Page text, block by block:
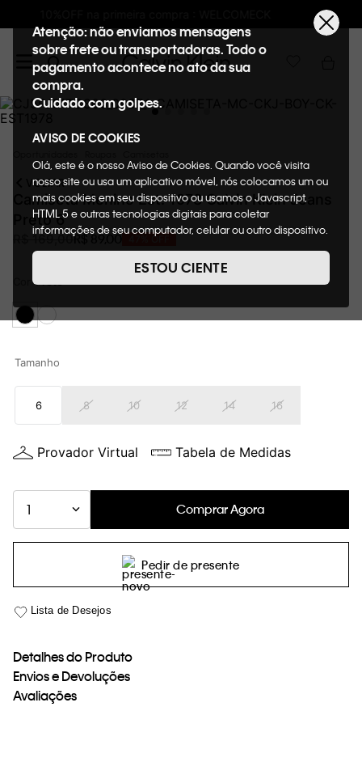
Frete GRÁTIS nas compras acima de R$600
Atenção: não enviamos mensagens
sobre frete ou transportadoras. Todo o
pagamento acontece no ato da sua
compra.
Cuidado com golpes.
AVISO DE COOKIES
Olá, este é o nosso Aviso de Cookies. Quando você visita
nosso site ou usa um aplicativo móvel, nós colocamos um ou
mais cookies em seu dispositivo ou usamos o Javascript,
HTML 5 e outras tecnologias digitais para coletar
informações de seu computador, celular ou outro dispositivo.
de cookies, informaremos quais cookies usaremos e quais
suas funções. A forma como processamos os dados
nosso Aviso de Privacidade. Quando você visita nosso site,
consideraremos isso como sua solicitação específica para
entre outros, a capacidade de comprar um item em nossa
Cookies acesse o link.
ESTOU CIENTE
VOLTAR
Camiseta Menino Est. 1978 Calvin Klein Jeans
Preto 6
169,00R$89,00 OFF
CorPreto
Tamanho
6 8 10 12 14 16
Provador Virtual Tabela de Medidas
1 Comprar Agora
Pedir de presente
Detalhes do Produto
Envios e Devoluções
Avaliações